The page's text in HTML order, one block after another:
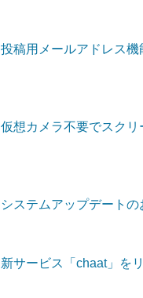
投稿用メールアドレス機
仮想カメラ不要でスク
システムアップデートの
新サービス「chaat」を